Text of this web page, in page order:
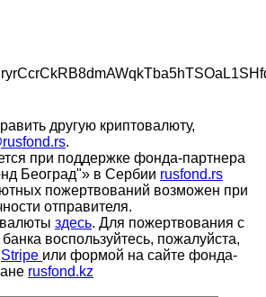
другую криптовалюту,
.
при поддержке фонда-партнера
Београд"» в Сербии rusfond.rs
пожертвований возможен при
отправителя.
здесь. Для пожертвования с
воспользуйтесь, пожалуйста,
Stripe или формой на сайте фонда-
rusfond.kz